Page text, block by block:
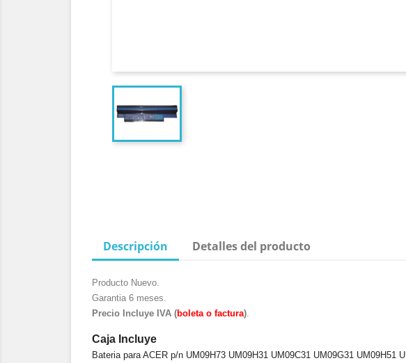
Descripción Detalles del producto
Producto Nuevo.
Garantia 6 meses.
Precio Incluye IVA (boleta o factura).
Caja Incluye
Bateria para ACER p/n UM09H73 UM09H31 UM09C31 UM09G31 UM09H51 U